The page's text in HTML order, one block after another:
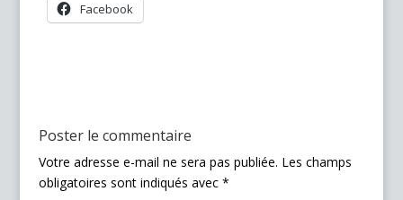
Facebook
Poster le commentaire
Votre adresse e-mail ne sera pas publiée. Les champs
obligatoires sont indiqués avec *